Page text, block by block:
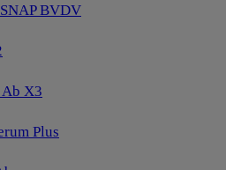
BVDV
X3
Plus